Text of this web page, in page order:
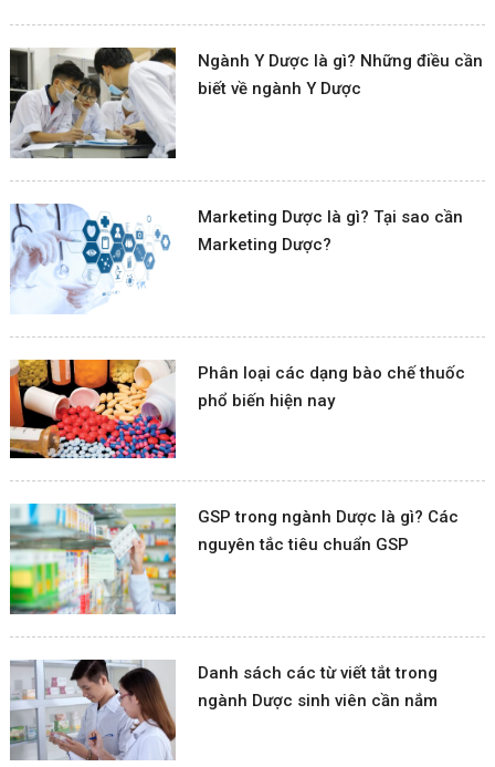
Ngành Y Dược là gì? Những điều cần
biết về ngành Y Dược
Marketing Dược là gì? Tại sao cần
Marketing Dược?
Phân loại các dạng bào chế thuốc
phổ biến hiện nay
GSP trong ngành Dược là gì? Các
nguyên tắc tiêu chuẩn GSP
Danh sách các từ viết tắt trong
ngành Dược sinh viên cần nắm